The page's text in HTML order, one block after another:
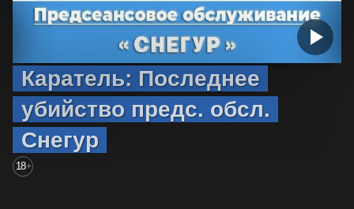
Каратель: Последнее
убийство предс. обсл.
Снегур
18+